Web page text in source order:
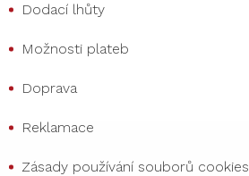
Dodací lhůty
Možnosti plateb
Doprava
Reklamace
Zásady používání souborů cookies